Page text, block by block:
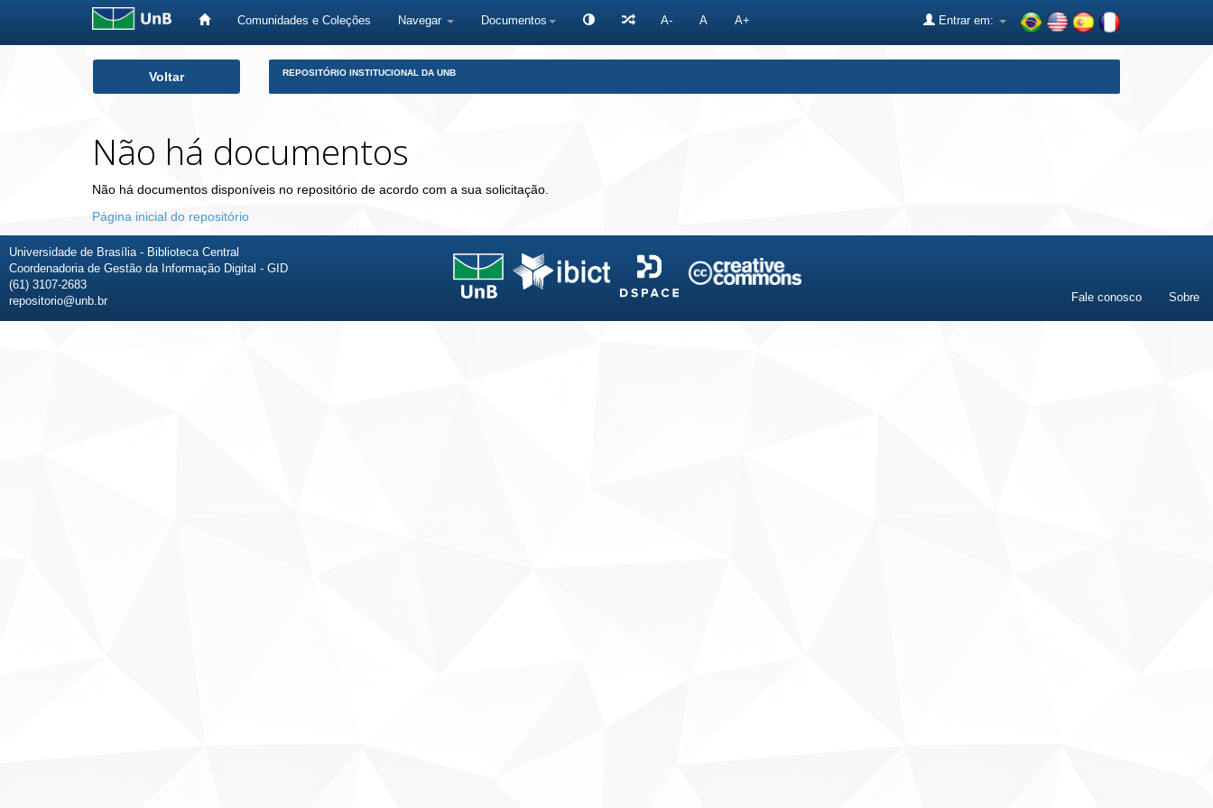
Comunidades e Coleções Navegar Documentos A- A A+ Entrar em:
Voltar REPOSITÓRIO INSTITUCIONAL DA UNB
Não há documentos
Não há documentos disponíveis no repositório de acordo com a sua solicitação.
Página inicial do repositório
Universidade de Brasília - Biblioteca Central
Coordenadoria de Gestão da Informação Digital - GID
(61) 3107-2683
repositorio@unb.br
Fale conosco Sobre